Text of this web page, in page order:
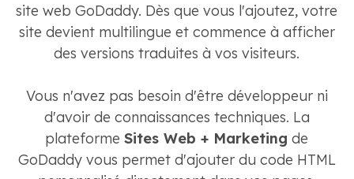
site web GoDaddy. Dès que vous l'ajoutez, votre
site devient multilingue et commence à afficher
des versions traduites à vos visiteurs.
Vous n'avez pas besoin d'être développeur ni
d'avoir de connaissances techniques. La
plateforme Sites Web + Marketing de
GoDaddy vous permet d'ajouter du code HTML